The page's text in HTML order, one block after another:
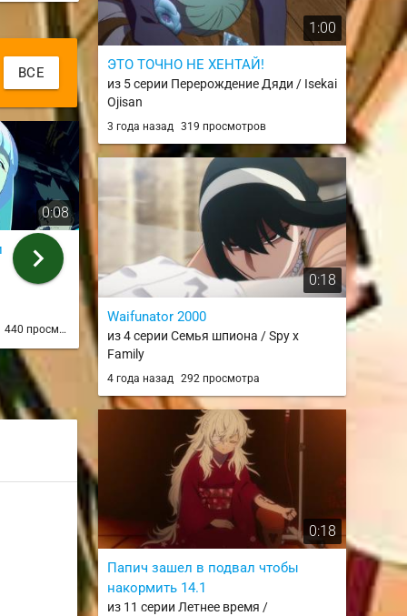
ВСЕ
0:08
440 просмотров
На самую верхушку
из ONA 10 серии
Mordred
3 года назад 427 просмотров
Cyberpunk'е
из ONA 4
Greggch
chevron_right
1:00
ЭТО ТОЧНО НЕ ХЕНТАЙ!
из 5 серии Перерождение Дяди / Isekai
Ojisan
3 года назад 319 просмотров
0:18
Waifunator 2000
из 4 серии Семья шпиона / Spy x
Family
4 года назад 292 просмотра
0:18
Папич зашел в подвал чтобы
накормить 14.1
из 11 серии Летнее время /